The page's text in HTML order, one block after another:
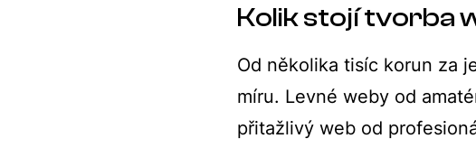
Kolik stojí tvorba
Od několika tisíc korun za
míru. Levné weby od
přitažlivý web od